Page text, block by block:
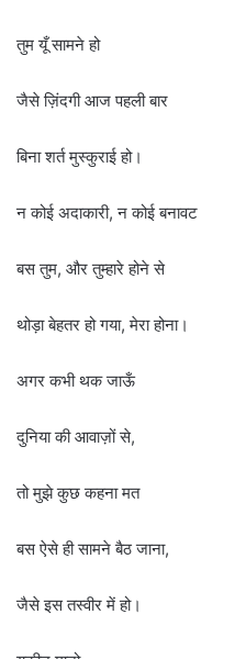
तुम यूँ सामने हो
जैसे ज़िंदगी आज पहली बार
बिना शर्त मुस्कुराई हो।
न कोई अदाकारी, न कोई बनावट
बस तुम, और तुम्हारे होने से
थोड़ा बेहतर हो गया, मेरा होना।
अगर कभी थक जाऊँ
दुनिया की आवाज़ों से,
तो मुझे कुछ कहना मत
बस ऐसे ही सामने बैठ जाना,
जैसे इस तस्वीर में हो।